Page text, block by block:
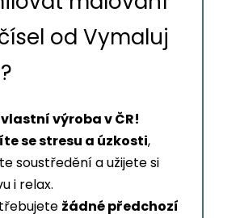
od Vymaluj
vlastní výroba v ČR!
se stresu a úzkosti,
soustředění a užijete si
i relax.
žádné předchozí